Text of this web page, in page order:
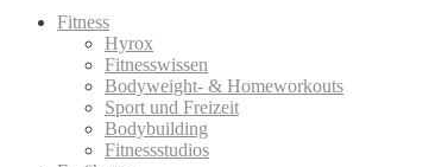
Fitness
Hyrox
Fitnesswissen
Bodyweight- & Homeworkouts
Sport und Freizeit
Bodybuilding
Fitnessstudios